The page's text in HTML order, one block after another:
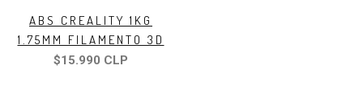
ABS CREALITY 1KG
1.75MM FILAMENTO 3D
$15.990 CLP